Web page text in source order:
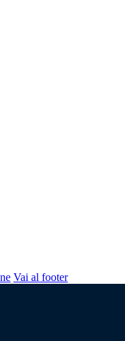
Vai al footer